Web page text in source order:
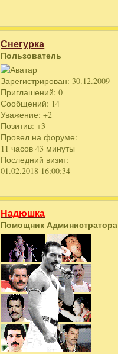
Снегурка
Пользователь
Зарегистрирован: 30.12.2009
Приглашений: 0
Сообщений: 14
Уважение: +2
Позитив: +3
Провел на форуме:
11 часов 43 минуты
Последний визит:
01.02.2018 16:00:34
Надюшка
Помощник Администратора